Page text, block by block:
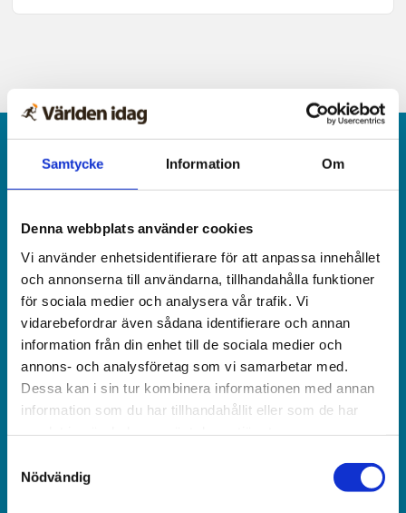
Samtycke Information Om
Denna webbplats använder cookies
Vi använder enhetsidentifierare för att anpassa innehållet
och annonserna till användarna, tillhandahålla funktioner
för sociala medier och analysera vår trafik. Vi
vidarebefordrar även sådana identifierare och annan
information från din enhet till de sociala medier och
annons- och analysföretag som vi samarbetar med.
Dessa kan i sin tur kombinera informationen med annan
information som du har tillhandahållit eller som de har
Nödvändig
och obunden nyhets­­­tidning på kristen grund.
Ansvarig utgivare och chef­redaktör:
Jonas Adolfsson
© Världen idag AB
Växel:
(kl 10–12, 14–16)